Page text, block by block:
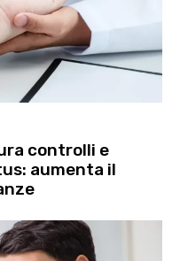
controlli e
aumenta il